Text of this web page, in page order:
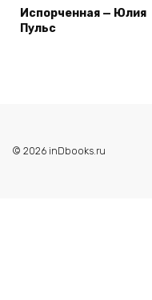
Испорченная — Юлия
Пульс
© 2026 inDbooks.ru